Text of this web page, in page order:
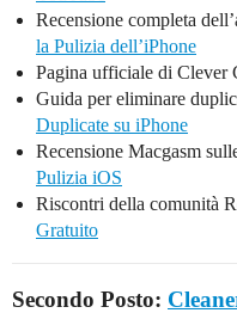
Recensione completa
la Pulizia dell’iPhone
Pagina ufficiale di Clever
Guida per eliminare
Duplicate su iPhone
Recensione Macgasm
Pulizia iOS
Riscontri della comunità
Gratuito
Secondo Posto: